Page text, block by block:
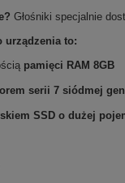
Głośniki specjalnie
urządzenia to:
pamięci RAM 8GB
serii 7 siódmej
SSD o dużej